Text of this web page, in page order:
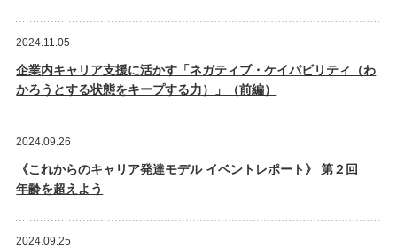
2024.11.05
企業内キャリア支援に活かす「ネガティブ・ケイパビリティ（わ
かろうとする状態をキープする力）」（前編）
2024.09.26
《これからのキャリア発達モデル イベントレポート》 第２回
年齢を超えよう
2024.09.25